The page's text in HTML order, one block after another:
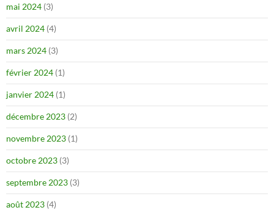
mai 2024 (3)
avril 2024 (4)
mars 2024 (3)
février 2024 (1)
janvier 2024 (1)
décembre 2023 (2)
novembre 2023 (1)
octobre 2023 (3)
septembre 2023 (3)
août 2023 (4)